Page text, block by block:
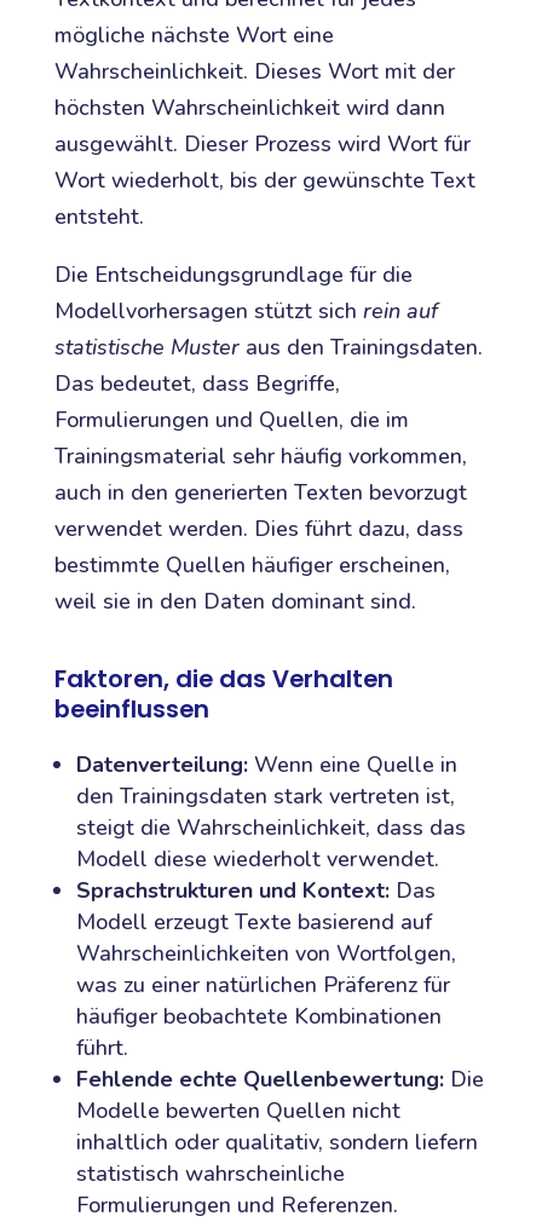
mögliche nächste Wort eine
Wahrscheinlichkeit. Dieses Wort mit der
höchsten Wahrscheinlichkeit wird dann
ausgewählt. Dieser Prozess wird Wort für
Wort wiederholt, bis der gewünschte Text
entsteht.
Die Entscheidungsgrundlage für die
Modellvorhersagen stützt sich rein auf
statistische Musteraus den Trainingsdaten.
Das bedeutet, dass Begriffe,
Formulierungen und Quellen, die im
Trainingsmaterial sehr häufig vorkommen,
auch in den generierten Texten bevorzugt
verwendet werden. Dies führt dazu, dass
bestimmte Quellen häufiger erscheinen,
weil sie in den Daten dominant sind.
Faktoren, die das Verhalten
beeinflussen
Datenverteilung:Wenn eine Quelle in
den Trainingsdaten stark vertreten ist,
steigt die Wahrscheinlichkeit, dass das
Modell diese wiederholt verwendet.
Sprachstrukturen und Kontext:Das
Modell erzeugt Texte basierend auf
Wahrscheinlichkeiten von Wortfolgen,
was zu einer natürlichen Präferenz für
häufiger beobachtete Kombinationen
führt.
Fehlende echte Quellenbewertung:Die
Modelle bewerten Quellen nicht
inhaltlich oder qualitativ, sondern liefern
statistisch wahrscheinliche
Formulierungen und Referenzen.